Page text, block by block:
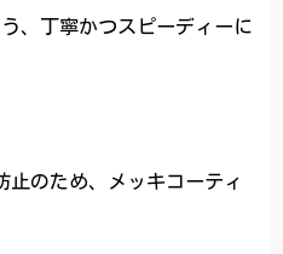
、丁寧かつスピーディーに
止のため、メッキコーティ